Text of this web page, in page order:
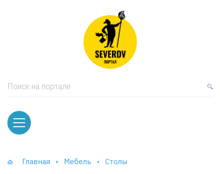
Поиск на портале
Главная Мебель Столы
и тумбы